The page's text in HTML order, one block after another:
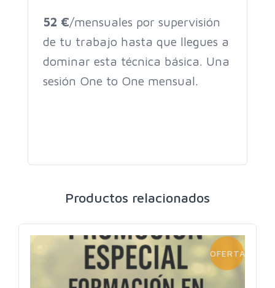
52 €/mensuales por supervisión
de tu trabajo hasta que llegues a
dominar esta técnica básica. Una
sesión One to One mensual.
Productos relacionados
OFERTA!